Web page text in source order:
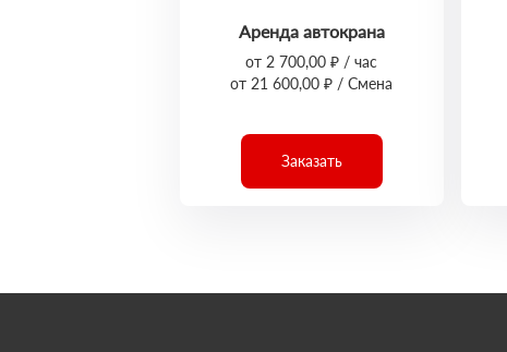
Аренда автокрана
от 2 700,00 ₽ / час
от 21 600,00 ₽ / Смена
Заказать